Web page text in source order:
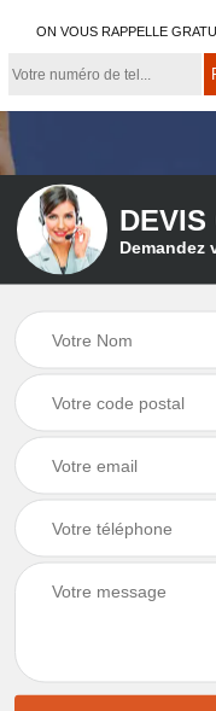
ON VOUS RAPPELLE
toiture
DEVIS
Demandez